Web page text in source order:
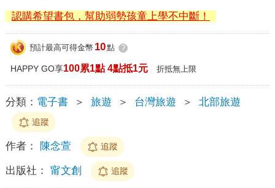
認購希望書包，幫助弱勢孩童上學不中斷！
預計最高可得金幣 10點 ?
HAPPY GO享100累1點 4點抵1元 折抵無上限
分類： 電子書 ＞ 旅遊 ＞ 台灣旅遊 ＞ 北部旅遊
追蹤
作者： 陳念萱 追蹤
出版社： 甯文創 追蹤